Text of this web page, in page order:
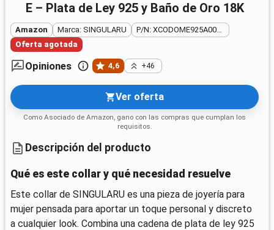
E – Plata de Ley 925 y Baño de Oro 18K
Amazon Marca: SINGULARU
P/N: XCODOME925A00XX
Oferta agotada
Opiniones 4,6 +46
Ver oferta
Como Asociado de Amazon, gano con las compras que cumplan los
requisitos.
Descripción del producto
Qué es este collar y qué necesidad resuelve
Este collar de SINGULARU es una pieza de joyería para
mujer pensada para aportar un toque personal y discreto
a cualquier look. Combina una cadena de plata de ley 925